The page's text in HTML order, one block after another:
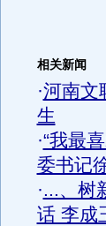
相关新闻
·河南文
生
·“我最
委书记
·...、树
话 李成